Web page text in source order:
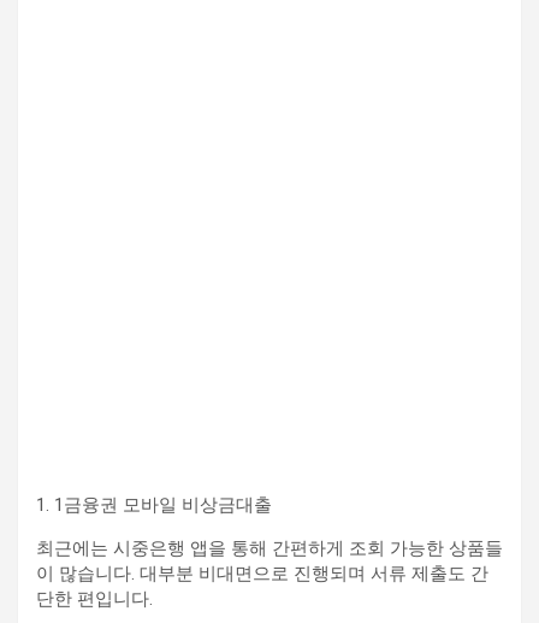
1. 1금융권 모바일 비상금대출
최근에는 시중은행 앱을 통해 간편하게 조회 가능한 상품들
이 많습니다. 대부분 비대면으로 진행되며 서류 제출도 간
단한 편입니다.